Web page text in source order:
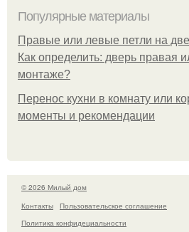
Популярные материалы
Правые или левые петли на
Как определить: дверь правая
монтаже?
Перенос кухни в комнату или
моменты и рекомендации
© 2026 Милый дом
Контакты
Пользовательское соглашение
Политика конфидециальности